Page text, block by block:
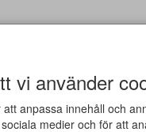
vi använder
anpassa innehåll och
medier och för att